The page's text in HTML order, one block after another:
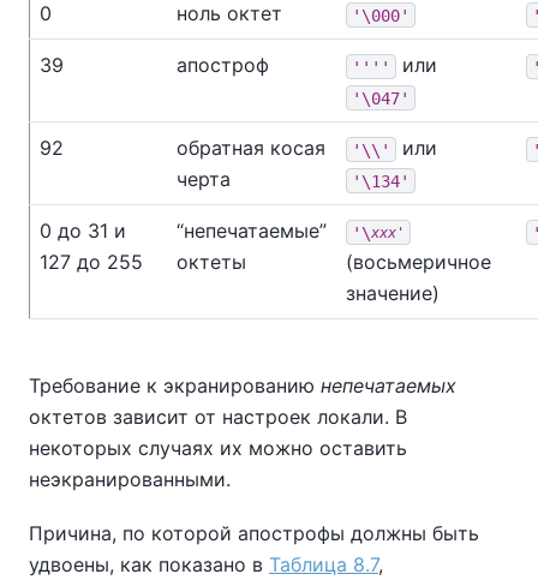
0 ноль октет '\000'
39 апостроф '''' или
'\047'
92
обратная косая
черта
'\\' или
'\134'
0 до 31 и
127 до 255
“непечатаемые”
октеты
'\xxx'
(восьмеричное
значение)
Требование к экранированию непечатаемых
октетов зависит от настроек локали. В
некоторых случаях их можно оставить
неэкранированными.
Причина, по которой апострофы должны быть
удвоены, как показано в Таблица 8.7,